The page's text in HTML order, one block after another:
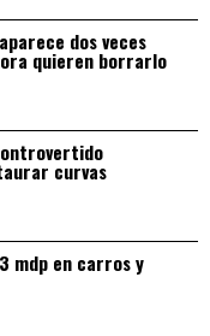
dos veces
quieren borrarlo
curvas
mdp en carros y